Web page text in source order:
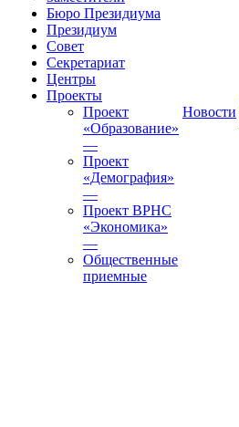
Бюро Президиума
Президиум
Совет
Секретариат
Центры
Проекты
Проект
«Образование»
—
Проект
«Демография»
—
Проект ВРНС
«Экономика»
—
Общественные
приемные
Новости